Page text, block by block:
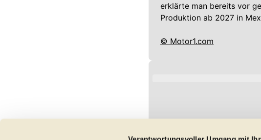
erklärte man bereits vor
Produktion ab 2027 in
© Motor1.com